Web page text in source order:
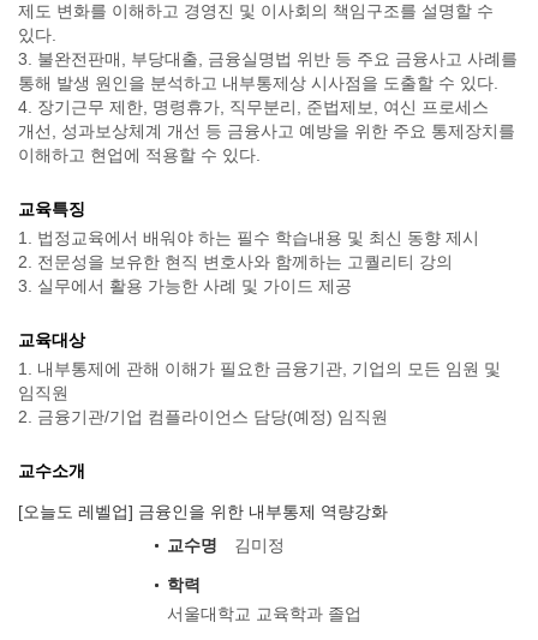
제도 변화를 이해하고 경영진 및 이사회의 책임구조를 설명할 수
있다.
3. 불완전판매, 부당대출, 금융실명법 위반 등 주요 금융사고 사례를
통해 발생 원인을 분석하고 내부통제상 시사점을 도출할 수 있다.
4. 장기근무 제한, 명령휴가, 직무분리, 준법제보, 여신 프로세스
개선, 성과보상체계 개선 등 금융사고 예방을 위한 주요 통제장치를
이해하고 현업에 적용할 수 있다.
교육특징
1. 법정교육에서 배워야 하는 필수 학습내용 및 최신 동향 제시
2. 전문성을 보유한 현직 변호사와 함께하는 고퀄리티 강의
3. 실무에서 활용 가능한 사례 및 가이드 제공
교육대상
1. 내부통제에 관해 이해가 필요한 금융기관, 기업의 모든 임원 및
임직원
2. 금융기관/기업 컴플라이언스 담당(예정) 임직원
교수소개
[오늘도 레벨업] 금융인을 위한 내부통제 역량강화
교수명
김미정
학력
서울대학교 교육학과 졸업